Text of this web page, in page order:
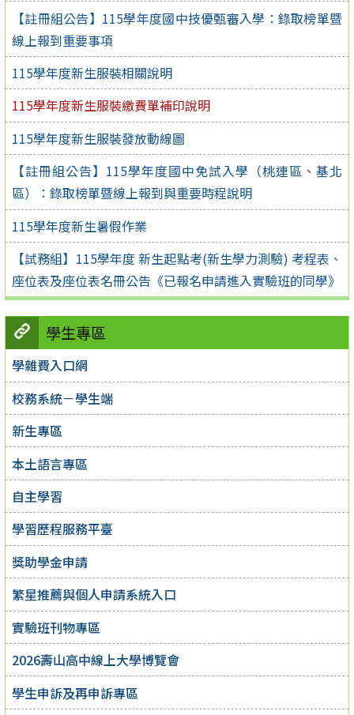
【註冊組公告】115學年度國中技優甄審入學：錄取榜單暨
線上報到重要事項
115學年度新生服裝相關說明
115學年度新生服裝繳費單補印說明
115學年度新生服裝發放動線圖
【註冊組公告】115學年度國中免試入學（桃連區、基北
區）：錄取榜單暨線上報到與重要時程說明
115學年度新生暑假作業
【試務組】115學年度 新生起點考(新生學力測驗) 考程表、
座位表及座位表名冊公告《已報名申請進入實驗班的同學》
學生專區
學雜費入口網
校務系統－學生端
新生專區
本土語言專區
自主學習
學習歷程服務平臺
獎助學金申請
繁星推薦與個人申請系統入口
實驗班刊物專區
2026壽山高中線上大學博覽會
學生申訴及再申訴專區